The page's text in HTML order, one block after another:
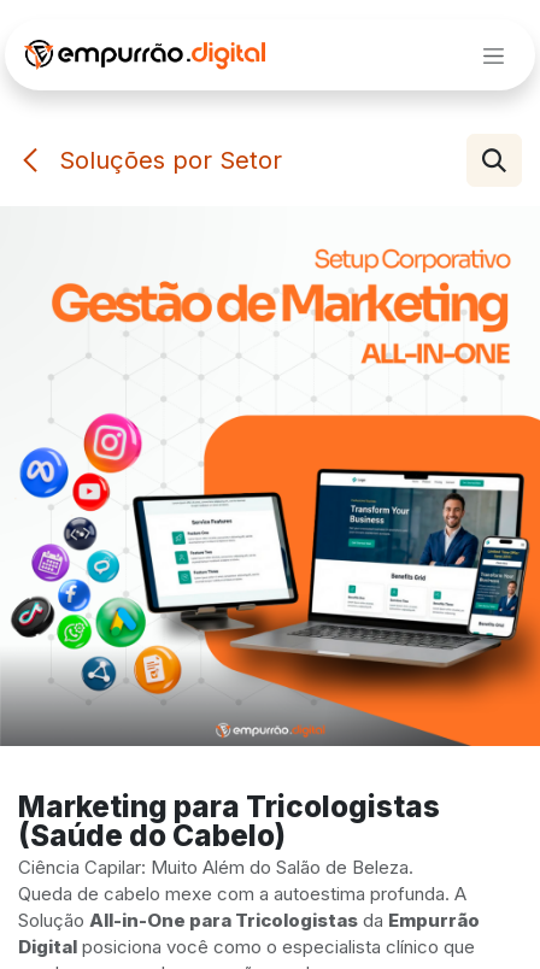
Soluções por Setor
Marketing para Tricologistas
(Saúde do Cabelo)
Ciência Capilar: Muito Além do Salão de Beleza.
Queda de cabelo mexe com a autoestima profunda. A
Solução All-in-One para Tricologistas da Empurrão
Digital posiciona você como o especialista clínico que